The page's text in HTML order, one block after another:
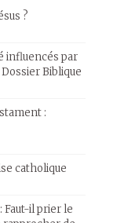
?
influencés par
Biblique
:
catholique
il prier le